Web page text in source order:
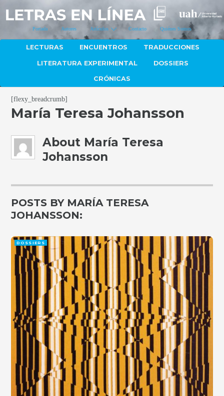
Portada Autores Artículos Contacto Quiénes Somos
LECTURAS ENCUENTROS TRADUCCIONES
LITERATURA EXPERIMENTAL DOSSIERS
CRÓNICAS
[flexy_breadcrumb]
María Teresa Johansson
About María Teresa
Johansson
POSTS BY MARÍA TERESA
JOHANSSON:
DOSSIERS